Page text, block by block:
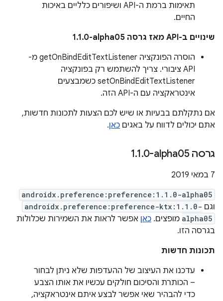
תאימות ברמת ה-API ושיפורים כלליים באיכות
החיים.
שינויים ב-API מאז גרסה ‎1.1.0-alpha05
הוסרה הפונקציה getOnBindEditTextListener מ-
API ציבורי. צריך להשתמש רק בפונקציה
setOnBindEditTextListener כשמבצעים
אינטראקציה עם ה-API הזה.
אם נתקלתם בבעיות או שיש לכם הצעות לתכונות חדשות,
אתם יכולים לדווח על באגים כאן.
גרסה ‎1 .1.0-alpha05
‫7 במאי 2019
androidx.preference:preference:1.1.0-alpha05
וגם androidx.preference:preference-ktx:1.1.0-
alpha05 מופצים. כאן אפשר לראות את השמירות שכלולות
בגרסה הזו.
תכונות חדשות
עדכנו את העיצוב של ההעדפות שלא ניתן לבחור
– הכותרת והסיכום חולקים עכשיו את אותו הצבע
כדי להבהיר שאי אפשר לבצע איתם אינטראקציה,